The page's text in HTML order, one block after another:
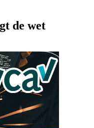
de wet